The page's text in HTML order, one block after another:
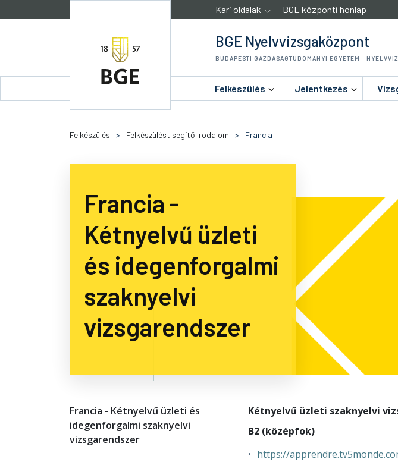
Kari oldalak BGE központi honlap
BGE Nyelvvizsgaközpont
BUDAPESTI GAZDASÁGTUDOMÁNYI EGYETEM -
Felkészülés Jelentkezés
Felkészülés > Felkészülést segítő irodalom > Francia
Francia -
Kétnyelvű üzleti
és idegenforgalmi
szaknyelvi
vizsgarendszer
Francia - Kétnyelvű üzleti és
idegenforgalmi szaknyelvi
vizsgarendszer
Kétnyelvű üzleti szaknyelvi
B2 (középfok)
https://